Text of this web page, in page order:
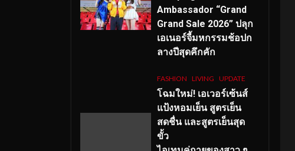
Ambassador “Grand
Grand Sale 2026” ปลุก
เอเนอร์จี้มหกรรมช้อปก
ลางปีสุดคึกคัก
FASHION LIVING UPDATE
โฉมใหม่! เอเวอร์เซ้นส์
แป้งหอมเย็น สูตรเย็น
สดชื่น และสูตรเย็นสุด
ขั้ว